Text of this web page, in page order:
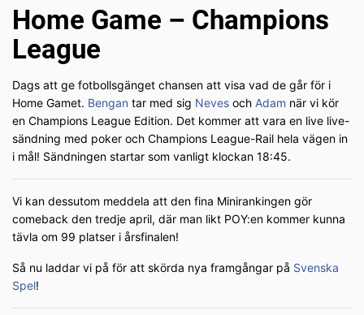
Home Game – Champions
League
Dags att ge fotbollsgänget chansen att visa vad de går för i
Home Gamet. Bengan tar med sig Neves och Adam när vi kör
en Champions League Edition. Det kommer att vara en live live-
sändning med poker och Champions League-Rail hela vägen in
i mål! Sändningen startar som vanligt klockan 18:45.
Vi kan dessutom meddela att den fina Minirankingen gör
comeback den tredje april, där man likt POY:en kommer kunna
tävla om 99 platser i årsfinalen!
Så nu laddar vi på för att skörda nya framgångar på Svenska
Spel!